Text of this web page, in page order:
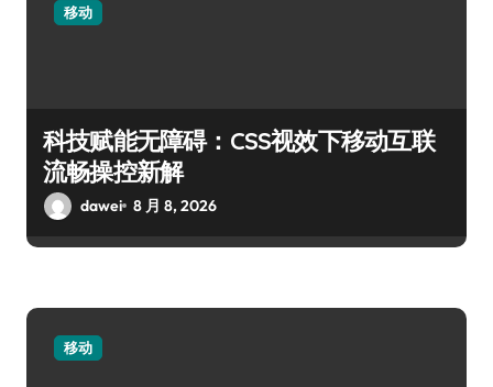
移动
科技赋能无障碍：CSS视效下移动互联
流畅操控新解
dawei 8 月 8, 2026
移动